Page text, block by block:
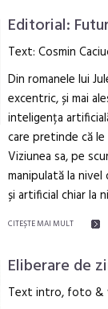
Editorial:
Text: Cosmin
Din romanele lui
excentric, și mai
inteligența
care pretinde că
Viziunea sa, pe
manipulată la
și artificial chiar la
CITEŞTE MAI MULT
Eliberare de
Text intro, foto &